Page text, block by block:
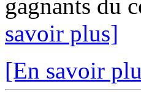
gagnants du
savoir plus]
[En savoir